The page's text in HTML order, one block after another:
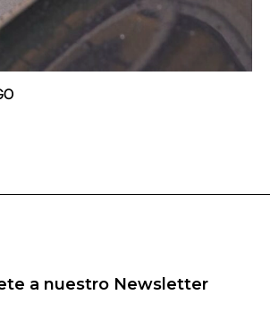
a nuestro Newsletter